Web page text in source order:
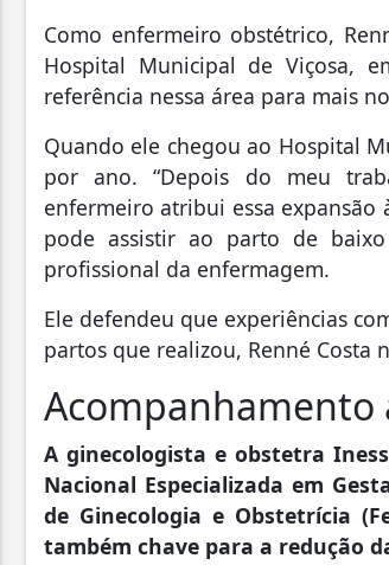
Como enfermeiro obstétrico,
Hospital Municipal de Viçosa,
referência nessa área para mais
Quando ele chegou ao Hospital
por ano. “Depois do meu
enfermeiro atribui essa
pode assistir ao parto de
profissional da enfermagem.
Ele defendeu que experiências
partos que realizou, Renné Costa
Acompanhamento
A ginecologista e obstetra
Nacional Especializada em
de Ginecologia e Obstetrícia
também chave para a redução